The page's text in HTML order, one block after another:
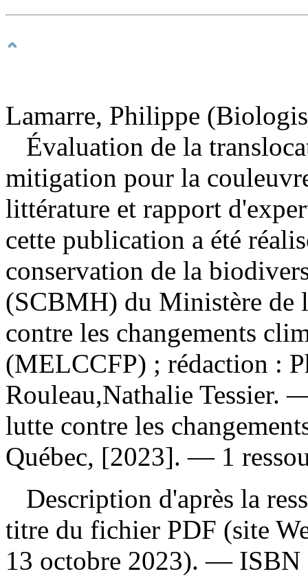
Lamarre, Philippe
Évaluation de la
mitigation pour la
littérature et rapport
cette publication a été
conservation de la
(SCBMH) du Ministère de
contre les changements
(MELCCFP) ; rédaction :
Rouleau,Nathalie Tessier.
lutte contre les
Québec, [2023]. — 1
Description d'après la
titre du fichier PDF (site
13 octobre 2023). — ISBN